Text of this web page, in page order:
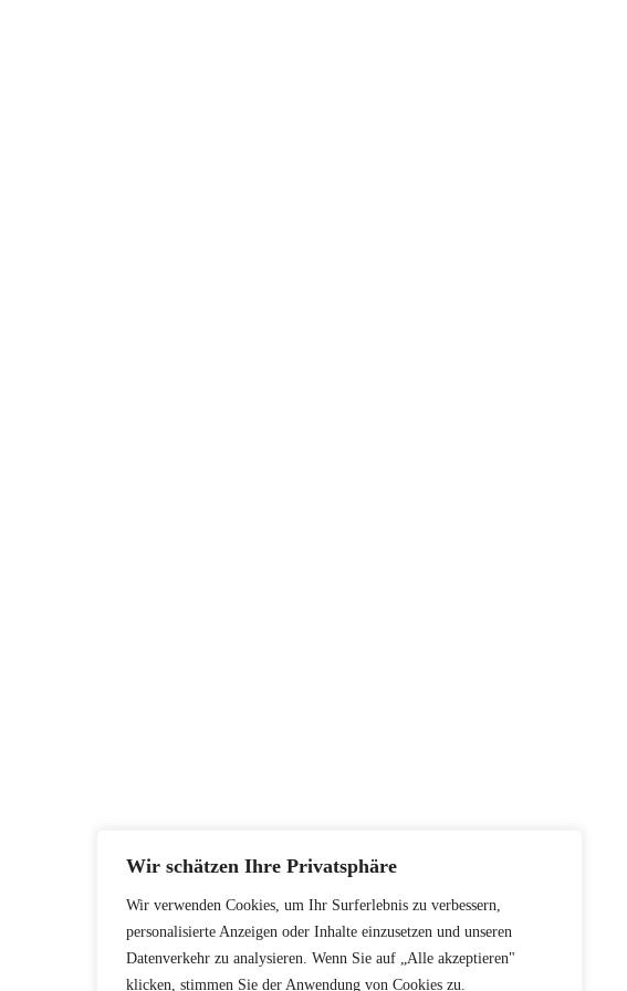
Wir schätzen Ihre Privatsphäre
Wir verwenden Cookies, um Ihr Surferlebnis zu verbessern,
personalisierte Anzeigen oder Inhalte einzusetzen und unseren
Datenverkehr zu analysieren. Wenn Sie auf „Alle akzeptieren"
klicken, stimmen Sie der Anwendung von Cookies zu.